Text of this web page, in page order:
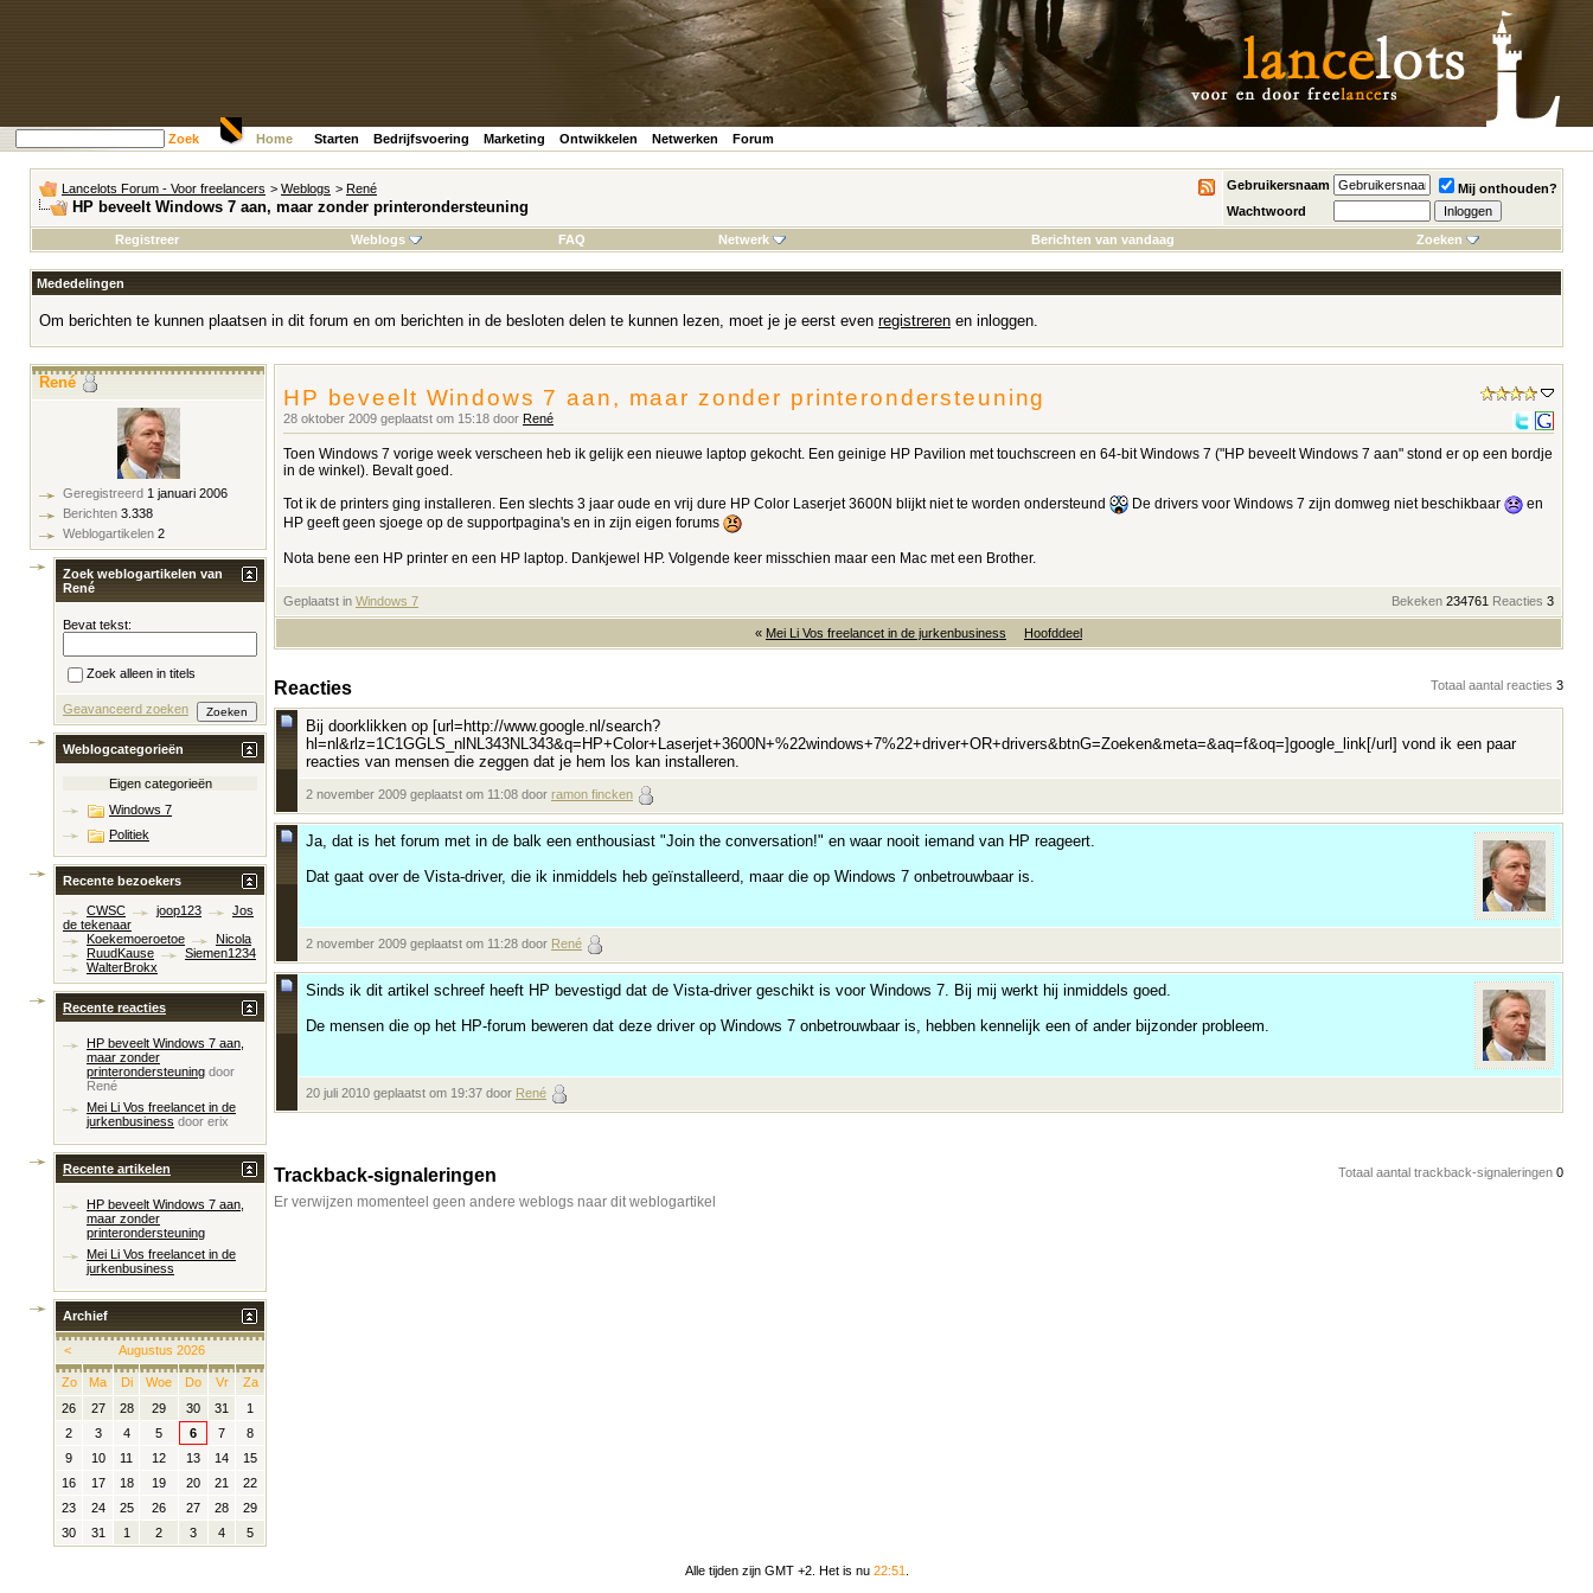
Zoek Home Starten Bedrijfsvoering Marketing Ontwikkelen Netwerken Forum
Lancelots Forum - Voor freelancers > Weblogs > René
HP beveelt Windows 7 aan, maar zonder printerondersteuning
Gebruikersnaam
Mij onthouden?
Wachtwoord
Registreer
Weblogs FAQ Netwerk Berichten van vandaag Zoeken
Mededelingen
Om berichten te kunnen plaatsen in dit forum en om berichten in de besloten delen te kunnen lezen, moet je je eerst even registreren en inloggen.
HP beveelt Windows 7 aan, maar zonder printerondersteuning
28 oktober 2009 geplaatst om 15:18 door René
Toen Windows 7 vorige week verscheen heb ik gelijk een nieuwe laptop gekocht. Een geinige HP Pavilion met touchscreen en 64-bit Windows 7 ("HP beveelt Windows 7 aan" stond er op een bordje
in de winkel). Bevalt goed.
Tot ik de printers ging installeren. Een slechts 3 jaar oude en vrij dure HP Color Laserjet 3600N blijkt niet te worden ondersteund De drivers voor Windows 7 zijn domweg niet beschikbaar
en
HP geeft geen sjoege op de supportpagina's en in zijn eigen forums
Nota bene een HP printer en een HP laptop. Dankjewel HP. Volgende keer misschien maar een Mac met een Brother.
Geplaatst in Windows 7 Bekeken 234761 Reacties 3
« Mei Li Vos freelancet in de jurkenbusiness Hoofddeel
Totaal aantal reacties 3
Reacties
Bij doorklikken op [url=http://www.google.nl/search?
hl=nl&rlz=1C1GGLS_nlNL343NL343&q=HP+Color+Laserjet+3600N+%22windows+7%22+driver+OR+drivers&btnG=Zoeken&meta=&aq=f&oq=]google_link[/url] vond ik een paar
reacties van mensen die zeggen dat je hem los kan installeren.
2 november 2009 geplaatst om 11:08 door ramon fincken
Ja, dat is het forum met in de balk een enthousiast "Join the conversation!" en waar nooit iemand van HP reageert.
Dat gaat over de Vista-driver, die ik inmiddels heb geïnstalleerd, maar die op Windows 7 onbetrouwbaar is.
2 november 2009 geplaatst om 11:28 door René
Sinds ik dit artikel schreef heeft HP bevestigd dat de Vista-driver geschikt is voor Windows 7. Bij mij werkt hij inmiddels goed.
De mensen die op het HP-forum beweren dat deze driver op Windows 7 onbetrouwbaar is, hebben kennelijk een of ander bijzonder probleem.
20 juli 2010 geplaatst om 19:37 door René
Totaal aantal trackback-signaleringen 0
Trackback-signaleringen
Er verwijzen momenteel geen andere weblogs naar dit weblogartikel
René
Geregistreerd 1 januari 2006
Berichten 3.338
Weblogartikelen 2
Zoek weblogartikelen van
René
Bevat tekst:
Zoek alleen in titels
Geavanceerd zoeken
Weblogcategorieën
Eigen categorieën
Windows 7
Politiek
Recente bezoekers
CWSC joop123
Jos
de tekenaar
Koekemoeroetoe
Nicola
RuudKause
Siemen1234
WalterBrokx
Recente reacties
HP beveelt Windows 7 aan,
maar zonder
printerondersteuning door
René
Mei Li Vos freelancet in de
jurkenbusiness door erix
Recente artikelen
HP beveelt Windows 7 aan,
maar zonder
printerondersteuning
Mei Li Vos freelancet in de
jurkenbusiness
Archief
< Augustus 2026
Zo Ma Di Woe Do Vr
Za
26
27 28 29 30 31
1
2
3 4 5 6 7
8
9
10 11 12 13 14
15
16
17 18 19 20 21
22
23
24 25 26 27 28
29
30
31 1 2 3 4 5
Alle tijden zijn GMT +2. Het is nu 22:51.